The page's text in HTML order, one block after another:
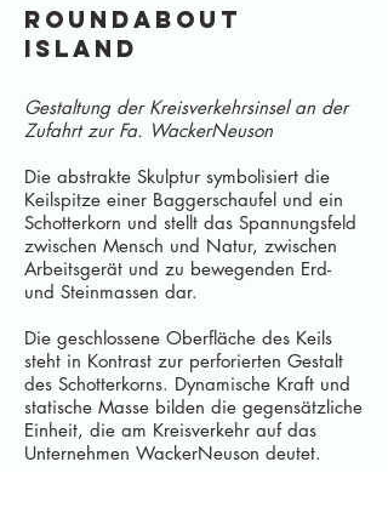
Roundabout
Island
Gestaltung der Kreisverkehrsinsel an der
Zufahrt zur Fa. WackerNeuson
Die abstrakte Skulptur symbolisiert die
Keilspitze einer Baggerschaufel und ein
Schotterkorn und stellt das Spannungsfeld
zwischen Mensch und Natur, zwischen
Arbeitsgerät und zu bewegenden Erd-
und Steinmassen dar.
Die geschlossene Oberfläche des Keils
steht in Kontrast zur perforierten Gestalt
des Schotterkorns. Dynamische Kraft und
statische Masse bilden die gegensätzliche
Einheit, die am Kreisverkehr auf das
Unternehmen WackerNeuson deutet.